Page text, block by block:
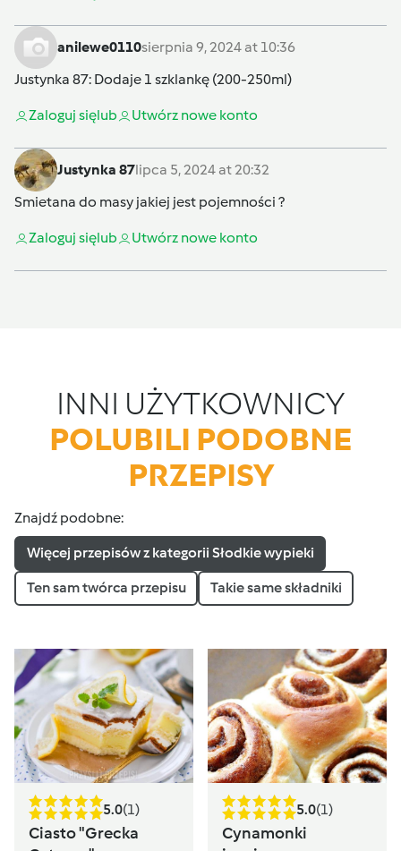
anilewe0110sierpnia 9, 2024 at 10:36
Justynka 87: Dodaje 1 szklankę (200-250ml)
Zaloguj sięlub Utwórz nowe konto
Justynka 87lipca 5, 2024 at 20:32
Smietana do masy jakiej jest pojemności ?
Zaloguj sięlub Utwórz nowe konto
INNI UŻYTKOWNICY
POLUBILI PODOBNE
PRZEPISY
Znajdź podobne:
Więcej przepisów z kategorii Słodkie wypieki
Ten sam twórca przepisu Takie same składniki
5.0(1)
Ciasto "Grecka
5.0(1)
Cynamonki